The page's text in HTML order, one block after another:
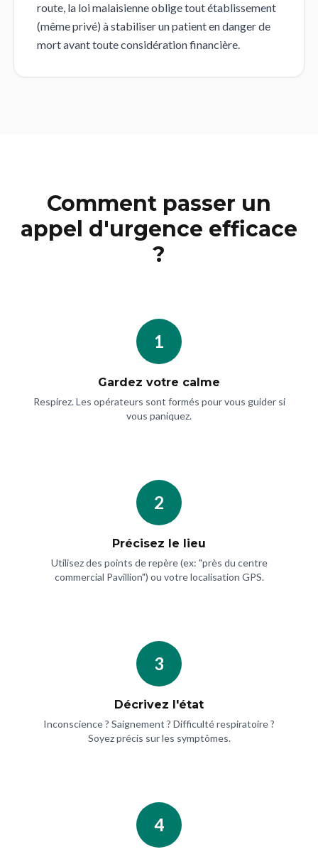
route, la loi malaisienne oblige tout établissement
(même privé) à stabiliser un patient en danger de
mort avant toute considération financière.
Comment passer un
appel d'urgence efficace
?
1
Gardez votre calme
Respirez. Les opérateurs sont formés pour vous guider si
vous paniquez.
2
Précisez le lieu
Utilisez des points de repère (ex: "près du centre
commercial Pavillion") ou votre localisation GPS.
3
Décrivez l'état
Inconscience ? Saignement ? Difficulté respiratoire ?
Soyez précis sur les symptômes.
4